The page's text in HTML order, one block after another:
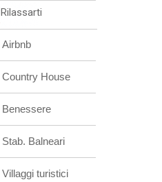
Rilassarti
Airbnb
Country House
Benessere
Stab. Balneari
Villaggi turistici